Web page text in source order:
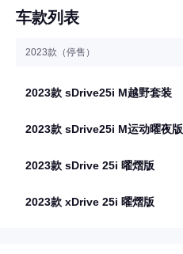
车款列表
2023款（停售）
2023款 sDrive25i M越野套装
2023款 sDrive25i M运动曜夜版
2023款 sDrive 25i 曜熠版
2023款 xDrive 25i 曜熠版